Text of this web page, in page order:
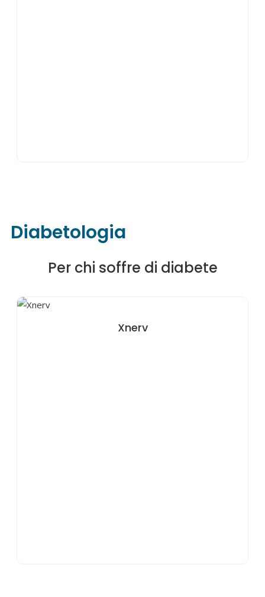
Diabetologia
Per chi soffre di diabete
Xnerv